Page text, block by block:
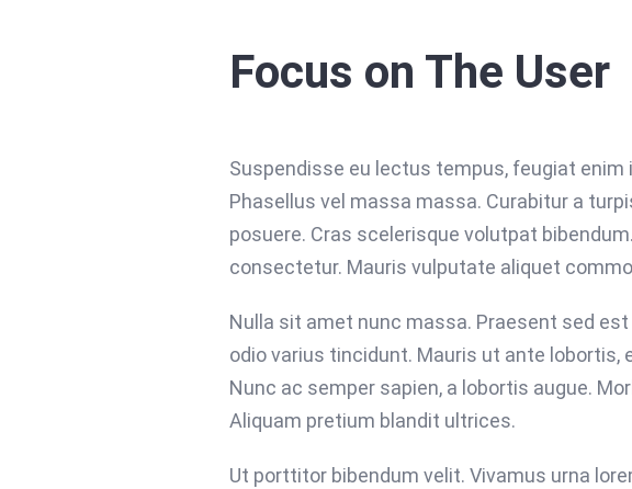
Focus on The User
Suspendisse eu lectus tempus, feugiat enim
Phasellus vel massa massa. Curabitur a
posuere. Cras scelerisque volutpat
consectetur. Mauris vulputate aliquet
Nulla sit amet nunc massa. Praesent sed
odio varius tincidunt. Mauris ut ante
Nunc ac semper sapien, a lobortis augue.
Aliquam pretium blandit ultrices.
Ut porttitor bibendum velit. Vivamus urna